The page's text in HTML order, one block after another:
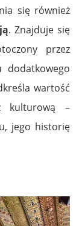
się również
. Znajduje się
przez
wartość
kulturową –
jego historię